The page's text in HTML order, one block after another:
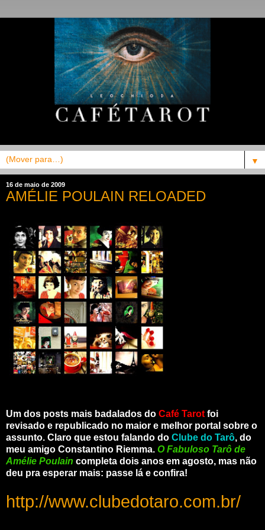
▼
16 de maio de 2009
AMÉLIE POULAIN RELOADED
Um dos posts mais badalados do Café Tarot foi
revisado e republicado no maior e melhor portal sobre o
assunto. Claro que estou falando do Clube do Tarô, do
meu amigo Constantino Riemma. O Fabuloso Tarô de
Amélie Poulain completa dois anos em agosto, mas não
deu pra esperar mais: passe lá e confira!
http://www.clubedotaro.com.br/